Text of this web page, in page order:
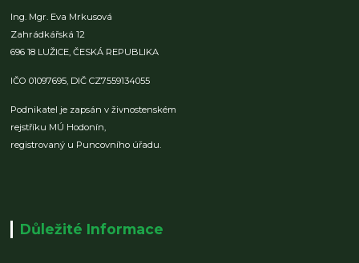
Ing. Mgr. Eva Mrkusová
Zahrádkářská 12
696 18 LUŽICE,ČESKÁ REPUBLIKA
IČO 01097695, DIČ CZ7559134055
Podnikatel je zapsán v živnostenském
rejstříku MÚ Hodonín,
registrovaný u Puncovního úřadu.
Důležité Informace